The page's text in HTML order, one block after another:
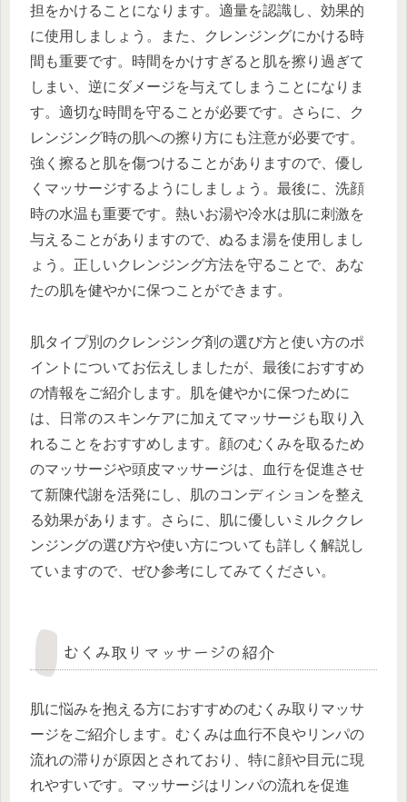
担をかけることになります。適量を認識し、効果的
に使用しましょう。また、クレンジングにかける時
間も重要です。時間をかけすぎると肌を擦り過ぎて
しまい、逆にダメージを与えてしまうことになりま
す。適切な時間を守ることが必要です。さらに、ク
レンジング時の肌への擦り方にも注意が必要です。
強く擦ると肌を傷つけることがありますので、優し
くマッサージするようにしましょう。最後に、洗顔
時の水温も重要です。熱いお湯や冷水は肌に刺激を
与えることがありますので、ぬるま湯を使用しまし
ょう。正しいクレンジング方法を守ることで、あな
たの肌を健やかに保つことができます。
肌タイプ別のクレンジング剤の選び方と使い方のポ
イントについてお伝えしましたが、最後におすすめ
の情報をご紹介します。肌を健やかに保つために
は、日常のスキンケアに加えてマッサージも取り入
れることをおすすめします。顔のむくみを取るため
のマッサージや頭皮マッサージは、血行を促進させ
て新陳代謝を活発にし、肌のコンディションを整え
る効果があります。さらに、肌に優しいミルククレ
ンジングの選び方や使い方についても詳しく解説し
ていますので、ぜひ参考にしてみてください。
むくみ取りマッサージの紹介
肌に悩みを抱える方におすすめのむくみ取りマッサ
ージをご紹介します。むくみは血行不良やリンパの
流れの滞りが原因とされており、特に顔や目元に現
れやすいです。マッサージはリンパの流れを促進